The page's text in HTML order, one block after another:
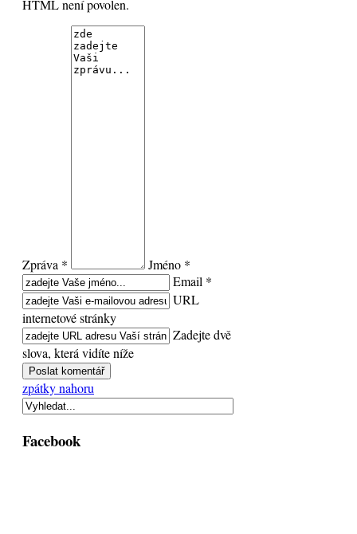
HTML není povolen.
Zpráva *
Jméno *
Email *
URL
internetové stránky
Zadejte dvě
slova, která vidíte níže
zpátky nahoru
Facebook